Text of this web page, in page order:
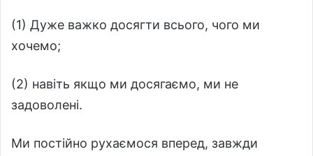
(1) Дуже важко досягти всього, чого ми
хочемо;
(2) навіть якщо ми досягаємо, ми не
задоволені.
Ми постійно рухаємося вперед, завжди